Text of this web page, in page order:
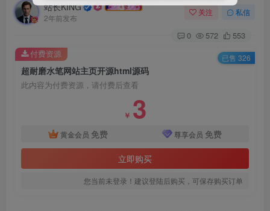
站长KING
2年前发布
关注 私信
0 572 553
超耐磨水笔网站主页开源html源码
此内容为付费资源，请付费后查看
￥ 3
黄金会员 免费 尊享会员 免费
立即购买
您当前未登录！建议登陆后购买，可保存购买订单
付费资源 已售 326